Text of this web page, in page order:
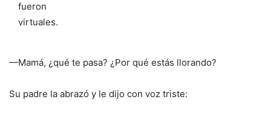
fueron
virtuales.
—Mamá, ¿qué te pasa? ¿Por qué estás llorando?
Su padre la abrazó y le dijo con voz triste: